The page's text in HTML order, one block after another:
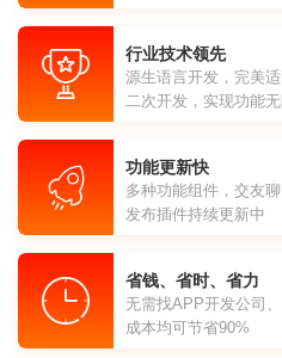
行业技术领先
源生语言开发，完美
二次开发，实现功能
功能更新快
多种功能组件，交友
发布插件持续更新中
省钱、省时、省力
无需找APP开发公司
成本均可节省90%